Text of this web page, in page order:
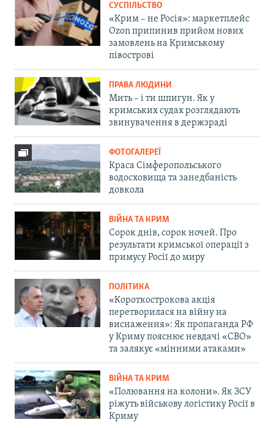
СУСПІЛЬСТВО
«Крим – не Росія»: маркетплейс
Ozon припинив прийом нових
замовлень на Кримському
півострові
ПРАВА ЛЮДИНИ
Мить – і ти шпигун. Як у
кримських судах розглядають
звинувачення в держзраді
ФОТОГАЛЕРЕЇ
Краса Сімферопольського
водосховища та занедбаність
довкола
ВІЙНА ТА КРИМ
Сорок днів, сорок ночей. Про
результати кримської операції з
примусу Росії до миру
ПОЛІТИКА
«Короткострокова акція
перетворилася на війну на
виснаження»: Як пропаганда РФ
у Криму пояснює невдачі «СВО»
та залякує «мінними атаками»
ВІЙНА ТА КРИМ
«Полювання на колони». Як ЗСУ
ріжуть військову логістику Росії в
Криму